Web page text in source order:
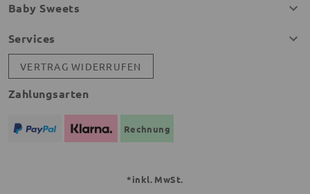
Baby Sweets
Services
VERTRAG WIDERRUFEN
Zahlungsarten
Rechnung
*inkl. MwSt.